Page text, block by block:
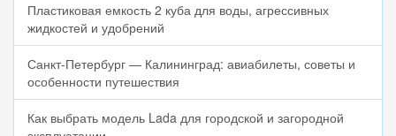
Пластиковая емкость 2 куба для воды, агрессивных
жидкостей и удобрений
Санкт-Петербург — Калининград: авиабилеты, советы и
особенности путешествия
Как выбрать модель Lada для городской и загородной